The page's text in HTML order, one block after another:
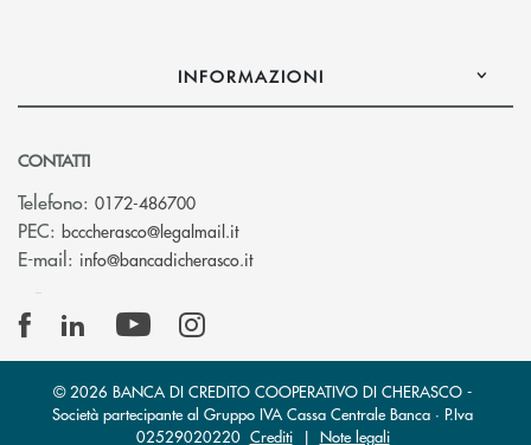
INFORMAZIONI
CONTATTI
Telefono: 0172-486700
PEC: bcccherasco@legalmail.it(si apre l’app di posta elettronica)
E-mail: info@bancadicherasco.it(si apre l’app di posta elettronica)
© 2026 BANCA DI CREDITO COOPERATIVO DI CHERASCO -
Società partecipante al Gruppo IVA Cassa Centrale Banca · P.Iva
02529020220 Crediti| Note legali